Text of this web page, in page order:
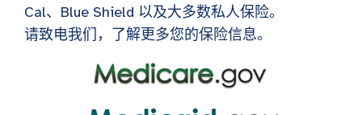
Cal、Blue Shield 以及大多数私人保险。
请致电我们，了解更多您的保险信息。